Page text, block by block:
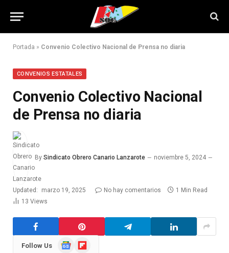
Portada » Convenio Colectivo Nacional de Prensa no diaria
CONVENIOS ESTATALES
Convenio Colectivo Nacional
de Prensa no diaria
By Sindicato Obrero Canario Lanzarote noviembre 5, 2024
Updated: marzo 19, 2025 No hay comentarios
1 Min Read
13 Views
Follow Us
GoogleFlipboard